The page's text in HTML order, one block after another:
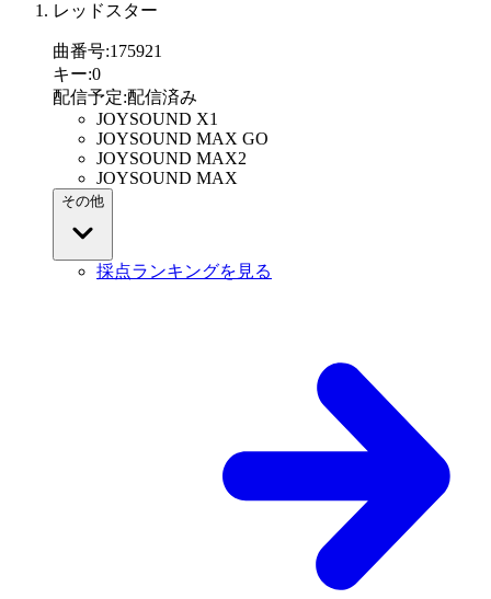
レッドスター
曲番号:175921
キー:0
配信予定:配信済み
JOYSOUND X1
JOYSOUND MAX GO
JOYSOUND MAX2
JOYSOUND MAX
その他
採点ランキングを見る